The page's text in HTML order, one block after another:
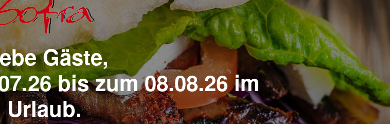
Gäste,
bis zum 08.08.26 im
Urlaub.